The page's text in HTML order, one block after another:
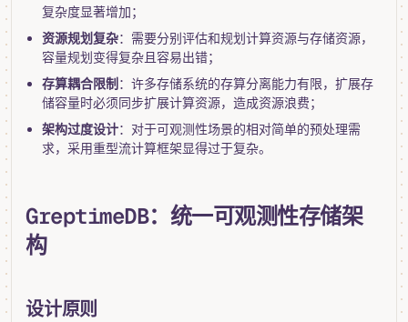
复杂度显著增加；
资源规划复杂：需要分别评估和规划计算资源与存储资源，
容量规划变得复杂且容易出错；
存算耦合限制 ：许多存储系统的存算分离能力有限，扩展存
储容量时必须同步扩展计算资源，造成资源浪费；
架构过度设计：对于可观测性场景的相对简单的预处理需
求，采用重型流计算框架显得过于复杂。
GreptimeDB：统一可观测性存储架
构
设计原则